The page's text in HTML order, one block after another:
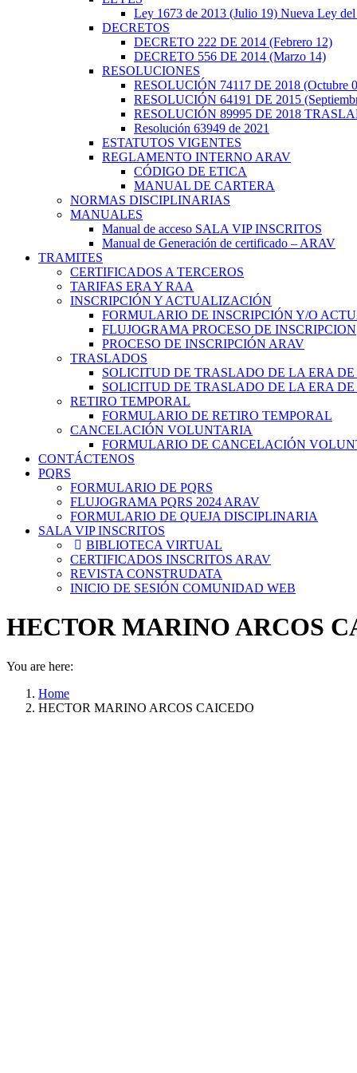
Ley 1673 de 2013 (Julio 19) Nueva Ley
DECRETOS
DECRETO 222 DE 2014 (Febrero 12)
DECRETO 556 DE 2014 (Marzo 14)
RESOLUCIONES
RESOLUCIÓN 74117 DE 2018 (Octubre
RESOLUCIÓN 64191 DE 2015
RESOLUCIÓN 89995 DE 2018
Resolución 63949 de 2021
ESTATUTOS VIGENTES
REGLAMENTO INTERNO ARAV
CÓDIGO DE ETICA
MANUAL DE CARTERA
NORMAS DISCIPLINARIAS
MANUALES
Manual de acceso SALA VIP INSCRITOS
Manual de Generación de certificado – ARAV
TRAMITES
CERTIFICADOS A TERCEROS
TARIFAS ERA Y RAA
INSCRIPCIÓN Y ACTUALIZACIÓN
FORMULARIO DE INSCRIPCIÓN Y/O
FLUJOGRAMA PROCESO DE INSCRIPCION
PROCESO DE INSCRIPCIÓN ARAV
TRASLADOS
SOLICITUD DE TRASLADO DE LA ERA
SOLICITUD DE TRASLADO DE LA ERA
RETIRO TEMPORAL
FORMULARIO DE RETIRO TEMPORAL
CANCELACIÓN VOLUNTARIA
FORMULARIO DE CANCELACIÓN
CONTÁCTENOS
PQRS
FORMULARIO DE PQRS
FLUJOGRAMA PQRS 2024 ARAV
FORMULARIO DE QUEJA DISCIPLINARIA
SALA VIP INSCRITOS
BIBLIOTECA VIRTUAL
CERTIFICADOS INSCRITOS ARAV
REVISTA CONSTRUDATA
INICIO DE SESIÓN COMUNIDAD WEB
HECTOR MARINO ARCOS
You are here:
Home
HECTOR MARINO ARCOS CAICEDO